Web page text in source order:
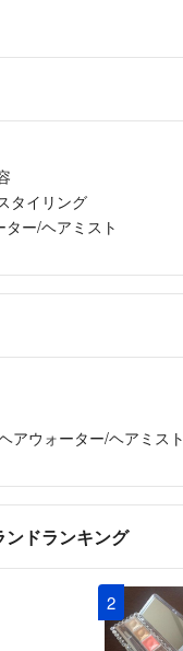
タイリング
ー/ヘアミスト
アウォーター/ヘアミスト
ドランキング
2